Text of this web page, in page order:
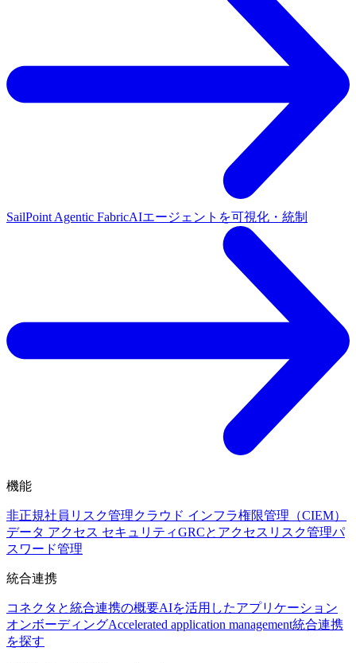
SailPoint Agentic FabricAIエージェントを可視化・統制
機能
非正規社員リスク管理クラウド インフラ権限管理（CIEM）
データ アクセス セキュリティGRCとアクセスリスク管理パ
スワード管理
統合連携
コネクタと統合連携の概要AIを活用したアプリケーション
オンボーディングAccelerated application management統合連携
を探す